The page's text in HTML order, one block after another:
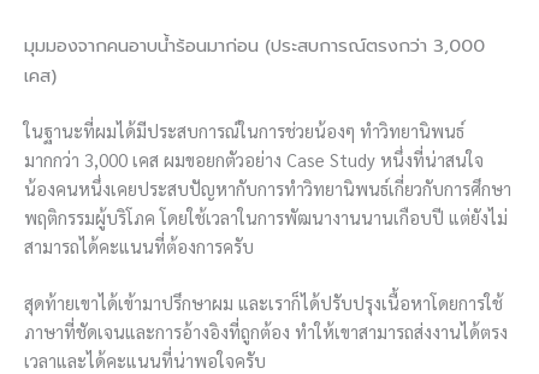
มุมมองจากคนอาบน้ำร้อนมาก่อน (ประสบการณ์ตรงกว่า 3,000
เคส)
ในฐานะที่ผมได้มีประสบการณ์ในการช่วยน้องๆ ทำวิทยานิพนธ์
มากกว่า 3,000 เคส ผมขอยกตัวอย่าง Case Study หนึ่งที่น่าสนใจ
น้องคนหนึ่งเคยประสบปัญหากับการทำวิทยานิพนธ์เกี่ยวกับการศึกษา
พฤติกรรมผู้บริโภค โดยใช้เวลาในการพัฒนางานนานเกือบปี แต่ยังไม่
สามารถได้คะแนนที่ต้องการครับ
สุดท้ายเขาได้เข้ามาปรึกษาผม และเราก็ได้ปรับปรุงเนื้อหาโดยการใช้
ภาษาที่ชัดเจนและการอ้างอิงที่ถูกต้อง ทำให้เขาสามารถส่งงานได้ตรง
เวลาและได้คะแนนที่น่าพอใจครับ